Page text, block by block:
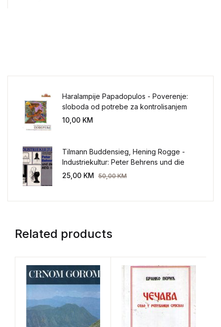
Haralampije Papadopulos - Poverenje:
sloboda od potrebe za kontrolisanjem
sveta
10,00 KM
Tilmann Buddensieg, Hening Rogge -
Industriekultur: Peter Behrens und die
AEG 1907-1914.
25,00 KM 50,00KM
Related products